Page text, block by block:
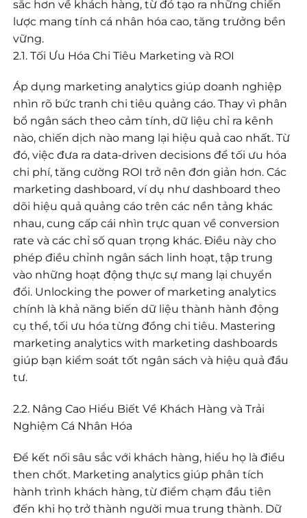
sắc hơn về khách hàng, từ đó tạo ra những chiến
lược mang tính cá nhân hóa cao, tăng trưởng bền
vững.
2.1. Tối Ưu Hóa Chi Tiêu Marketing và ROI
Áp dụng marketing analytics giúp doanh nghiệp
nhìn rõ bức tranh chi tiêu quảng cáo. Thay vì phân
bổ ngân sách theo cảm tính, dữ liệu chỉ ra kênh
nào, chiến dịch nào mang lại hiệu quả cao nhất. Từ
đó, việc đưa ra data-driven decisions để tối ưu hóa
chi phí, tăng cường ROI trở nên đơn giản hơn. Các
marketing dashboard, ví dụ như dashboard theo
dõi hiệu quả quảng cáo trên các nền tảng khác
nhau, cung cấp cái nhìn trực quan về conversion
rate và các chỉ số quan trọng khác. Điều này cho
phép điều chỉnh ngân sách linh hoạt, tập trung
vào những hoạt động thực sự mang lại chuyển
đổi. Unlocking the power of marketing analytics
chính là khả năng biến dữ liệu thành hành động
cụ thể, tối ưu hóa từng đồng chi tiêu. Mastering
marketing analytics with marketing dashboards
giúp bạn kiểm soát tốt ngân sách và hiệu quả đầu
tư.
2.2. Nâng Cao Hiểu Biết Về Khách Hàng và Trải
Nghiệm Cá Nhân Hóa
Để kết nối sâu sắc với khách hàng, hiểu họ là điều
then chốt. Marketing analytics giúp phân tích
hành trình khách hàng, từ điểm chạm đầu tiên
đến khi họ trở thành người mua trung thành. Dữ